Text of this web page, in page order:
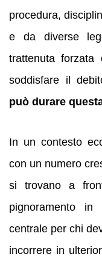
procedura,
e da diverse
trattenuta forzata
soddisfare il
può durare
In un contesto
con un numero
si trovano a
pignoramento
centrale per chi
incorrere in